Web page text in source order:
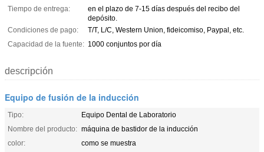
Tiempo de entrega:
en el plazo de 7-15 días después del recibo del
depósito.
Condiciones de pago:
T/T, L/C, Western Union, fideicomiso, Paypal, etc.
Capacidad de la fuente: 1000 conjuntos por día
descripción
Equipo de fusión de la inducción
Tipo:
Equipo Dental de Laboratorio
Nombre del producto: máquina de bastidor de la inducción
color:
como se muestra